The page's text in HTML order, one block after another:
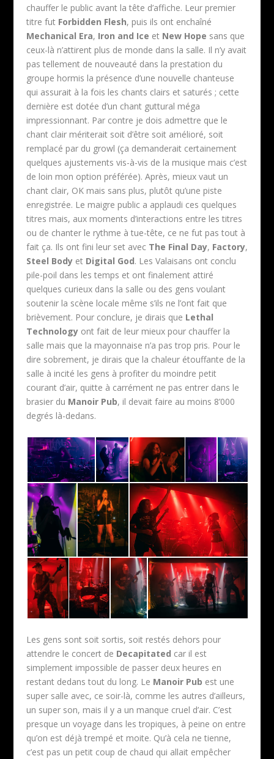
chauffer le public avant la tête d’affiche. Leur premier
titre fut Forbidden Flesh, puis ils ont enchaîné
Mechanical Era, Iron and Ice et New Hope sans que
ceux-là n’attirent plus de monde dans la salle. Il n’y avait
pas tellement de nouveauté dans la prestation du
groupe hormis la présence d’une nouvelle chanteuse
qui assurait à la fois les chants clairs et saturés ; cette
dernière est dotée d’un chant guttural méga
impressionnant. Par contre je dois admettre que le
chant clair mériterait soit d’être soit amélioré, soit
remplacé par du growl (ça demanderait certainement
quelques ajustements vis-à-vis de la musique mais c’est
de loin mon option préférée). Après, mieux vaut un
chant clair, OK mais sans plus, plutôt qu’une piste
enregistrée. Le maigre public a applaudi ces quelques
titres mais, aux moments d’interactions entre les titres
ou de chanter le rythme à tue-tête, ce ne fut pas tout à
fait ça. Ils ont fini leur set avec The Final Day, Factory,
Steel Bodyet Digital God. Les Valaisans ont conclu
pile-poil dans les temps et ont finalement attiré
quelques curieux dans la salle ou des gens voulant
soutenir la scène locale même s’ils ne l’ont fait que
brièvement. Pour conclure, je dirais que Lethal
Technologyont fait de leur mieux pour chauffer la
salle mais que la mayonnaise n’a pas trop pris. Pour le
dire sobrement, je dirais que la chaleur étouffante de la
salle à incité les gens à profiter du moindre petit
courant d’air, quitte à carrément ne pas entrer dans le
brasier du Manoir Pub, il devait faire au moins 8’000
degrés là-dedans.
Les gens sont soit sortis, soit restés dehors pour
attendre le concert de Decapitated car il est
simplement impossible de passer deux heures en
restant dedans tout du long. Le Manoir Pub est une
super salle avec, ce soir-là, comme les autres d’ailleurs,
un super son, mais il y a un manque cruel d’air. C’est
presque un voyage dans les tropiques, à peine on entre
qu’on est déjà trempé et moite. Qu’à cela ne tienne,
c’est pas un petit coup de chaud qui allait empêcher